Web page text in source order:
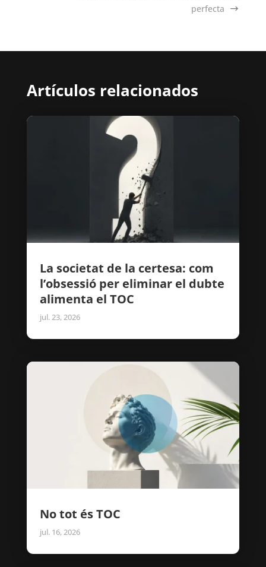
perfecta
Artículos relacionados
La societat de la certesa: com
l’obsessió per eliminar el dubte
alimenta el TOC
jul. 23, 2026
No tot és TOC
jul. 16, 2026